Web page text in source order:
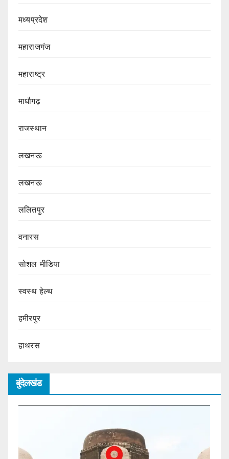
मध्यप्रदेश
महाराजगंज
महाराष्ट्र
माधौगढ़
राजस्थान
लखनऊ
लखनऊ
ललितपुर
वनारस
सोशल मीडिया
स्वस्थ हेल्थ
हमीरपुर
हाथरस
बुंदेलखंड